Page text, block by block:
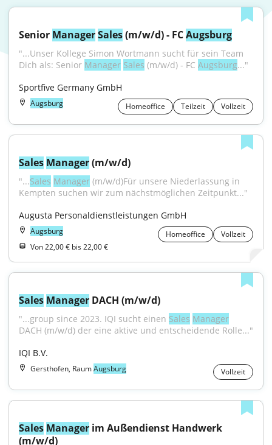
Senior ManagerSales (m/w/d) - FC Augsburg
"...Unser Kollege Simon Wortmann sucht für sein Team
Dich als: Senior Manager Sales (m/w/d) - FC Augsburg..."
Sportfive Germany GmbH
Augsburg Homeoffice Teilzeit Vollzeit
Sales Manager (m/w/d)
"...Sales Manager (m/w/d)Für unsere Niederlassung in
Kempten suchen wir zum nächstmöglichen Zeitpunkt..."
Augusta Personaldienstleistungen GmbH
Augsburg Homeoffice
Vollzeit
Von 22,00 € bis 22,00 €
Sales Manager DACH (m/w/d)
"...group since 2023. IQI sucht einen Sales Manager
DACH (m/w/d) der eine aktive und entscheidende Rolle..."
IQI B.V.
Gersthofen, RaumAugsburg Vollzeit
Sales Manager im Außendienst Handwerk
(m/w/d)